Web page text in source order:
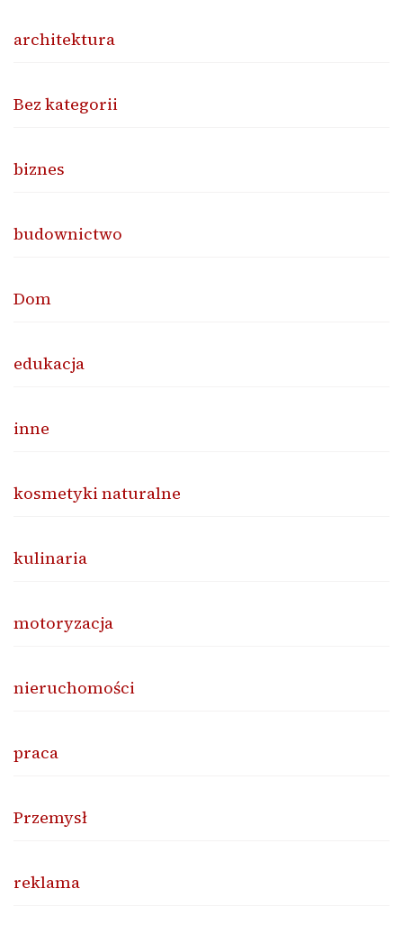
architektura
Bez kategorii
biznes
budownictwo
Dom
edukacja
inne
kosmetyki naturalne
kulinaria
motoryzacja
nieruchomości
praca
Przemysł
reklama